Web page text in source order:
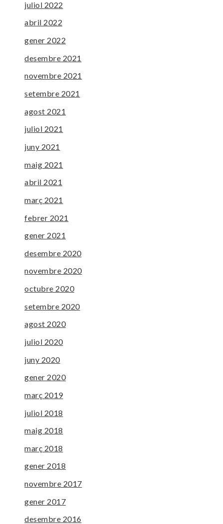
juliol 2022
abril 2022
gener 2022
desembre 2021
novembre 2021
setembre 2021
agost 2021
juliol 2021
juny 2021
maig 2021
abril 2021
març 2021
febrer 2021
gener 2021
desembre 2020
novembre 2020
octubre 2020
setembre 2020
agost 2020
juliol 2020
juny 2020
gener 2020
març 2019
juliol 2018
maig 2018
març 2018
gener 2018
novembre 2017
gener 2017
desembre 2016